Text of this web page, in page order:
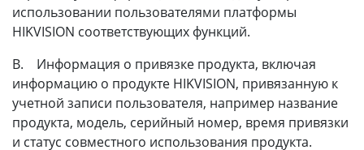
использовании пользователями платформы
HIKVISION соответствующих функций.
B. Информация о привязке продукта, включая
информацию о продукте HIKVISION, привязанную к
учетной записи пользователя, например название
продукта, модель, серийный номер, время привязки
и статус совместного использования продукта.